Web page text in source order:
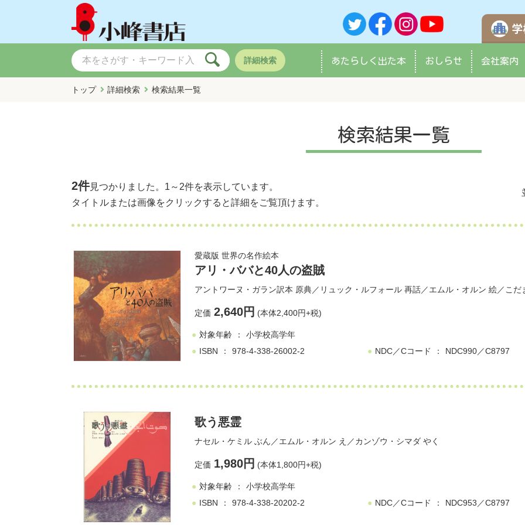
詳細検索 あたらしく 出た本 おしらせ 会社案内
トップ 詳細検索 検索結果一覧
検索結果一覧
2件見つかりました。 1～2件を表示しています。
タイトルまたは画像をクリックすると詳細をご覧頂けます。
愛蔵版 世界の名作絵本
アリ・ババと40人の盗賊
アントワーヌ・ガラン訳本 原典／ リュック・ルフォール 再話／エムル・オルン 絵／ こだ
定価 2,640円 (本体2,400円+税)
対象年齢
小学校高学年
ISBN
978-4-338-26002-2 NDC／Cコード NDC990／C8797
歌う悪霊
ナセル・ケミル ぶん／エムル・オルン え／カンゾウ・シマダ やく
定価 1,980円 (本体1,800円+税)
対象年齢
小学校高学年
ISBN
978-4-338-20202-2 NDC／Cコード NDC953／C8797